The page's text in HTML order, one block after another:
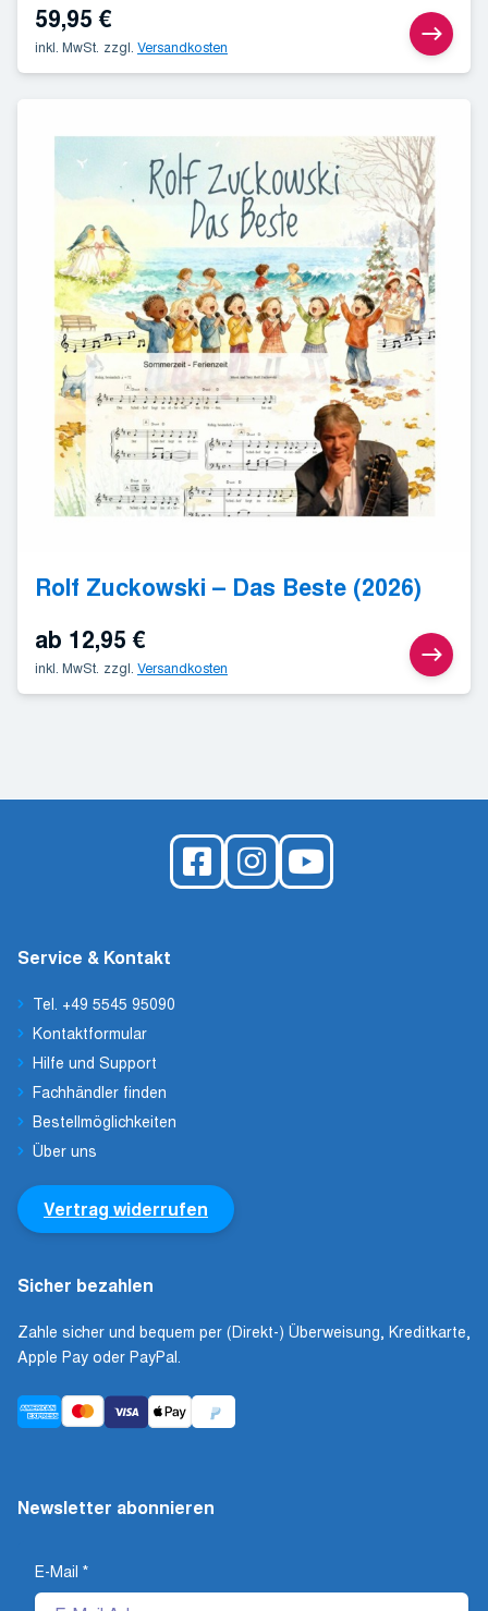
59,95 €
inkl. MwSt. zzgl. Versandkosten
Rolf Zuckowski – Das Beste (2026)
ab 12,95 €
inkl. MwSt. zzgl. Versandkosten
Service & Kontakt
Tel. +49 5545 95090
Kontaktformular
Hilfe und Support
Fachhändler finden
Bestellmöglichkeiten
Über uns
Vertrag widerrufen
Sicher bezahlen
Zahle sicher und bequem per (Direkt-) Überweisung, Kreditkarte,
Apple Pay oder PayPal.
Newsletter abonnieren
E-Mail *